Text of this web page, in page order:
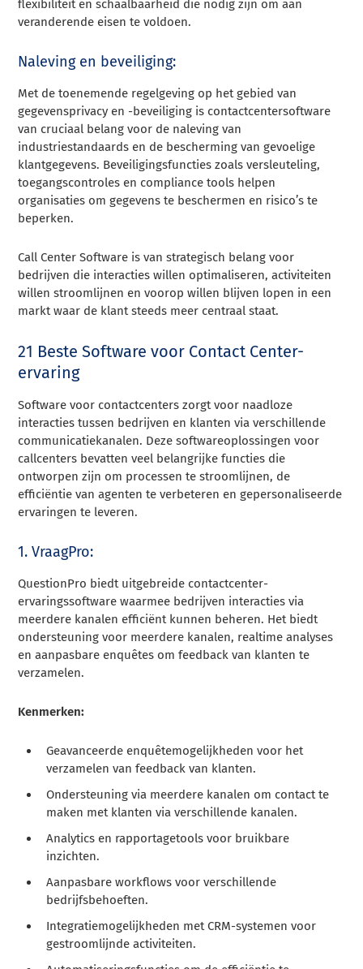
flexibiliteit en schaalbaarheid die nodig zijn om aan
veranderende eisen te voldoen.
Naleving en beveiliging:
Met de toenemende regelgeving op het gebied van
gegevensprivacy en -beveiliging is contactcentersoftware
van cruciaal belang voor de naleving van
industriestandaards en de bescherming van gevoelige
klantgegevens. Beveiligingsfuncties zoals versleuteling,
toegangscontroles en compliance tools helpen
organisaties om gegevens te beschermen en risico’s te
beperken.
Call Center Software is van strategisch belang voor
bedrijven die interacties willen optimaliseren, activiteiten
willen stroomlijnen en voorop willen blijven lopen in een
markt waar de klant steeds meer centraal staat.
21 Beste Software voor Contact Center-
ervaring
Software voor contactcenters zorgt voor naadloze
interacties tussen bedrijven en klanten via verschillende
communicatiekanalen. Deze softwareoplossingen voor
callcenters bevatten veel belangrijke functies die
ontworpen zijn om processen te stroomlijnen, de
efficiëntie van agenten te verbeteren en gepersonaliseerde
ervaringen te leveren.
1. VraagPro:
QuestionPro biedt uitgebreide contactcenter-
ervaringssoftware waarmee bedrijven interacties via
meerdere kanalen efficiënt kunnen beheren. Het biedt
ondersteuning voor meerdere kanalen, realtime analyses
en aanpasbare enquêtes om feedback van klanten te
verzamelen.
Kenmerken:
Geavanceerde enquêtemogelijkheden voor het
verzamelen van feedback van klanten.
Ondersteuning via meerdere kanalen om contact te
maken met klanten via verschillende kanalen.
Analytics en rapportagetools voor bruikbare
inzichten.
Aanpasbare workflows voor verschillende
bedrijfsbehoeften.
Integratiemogelijkheden met CRM-systemen voor
gestroomlijnde activiteiten.